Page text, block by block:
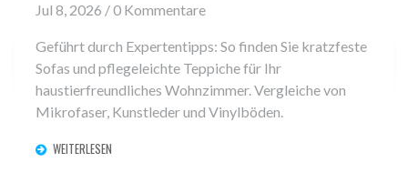
Jul 8, 2026 / 0 Kommentare
Geführt durch Expertentipps: So finden Sie kratzfeste
Sofas und pflegeleichte Teppiche für Ihr
haustierfreundliches Wohnzimmer. Vergleiche von
Mikrofaser, Kunstleder und Vinylböden.
WEITERLESEN